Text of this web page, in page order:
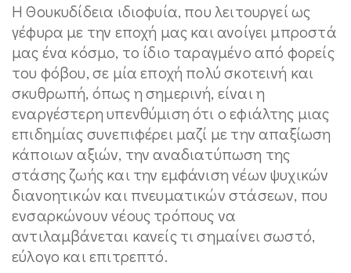
Η Θουκυδίδεια ιδιοφυία, που λειτουργεί ως
γέφυρα με την εποχή μας και ανοίγει μπροστά
μας ένα κόσμο, το ίδιο ταραγμένο από φορείς
του φόβου, σε μία εποχή πολύ σκοτεινή και
σκυθρωπή, όπως η σημερινή, είναι η
εναργέστερη υπενθύμιση ότι ο εφιάλτης μιας
επιδημίας συνεπιφέρει μαζί με την απαξίωση
κάποιων αξιών, την αναδιατύπωση της
στάσης ζωής και την εμφάνιση νέων ψυχικών
διανοητικών και πνευματικών στάσεων, που
ενσαρκώνουν νέους τρόπους να
αντιλαμβάνεται κανείς τι σημαίνει σωστό,
εύλογο και επιτρεπτό.